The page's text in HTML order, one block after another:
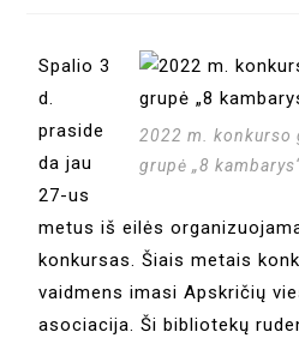
2022 m. konkurso
grupė „8
Spalio 3
d.
praside
da jau
27-us
metus iš eilės
konkursas. Šiais metais
vaidmens imasi Apskričių
asociacija. Ši bibliotekų